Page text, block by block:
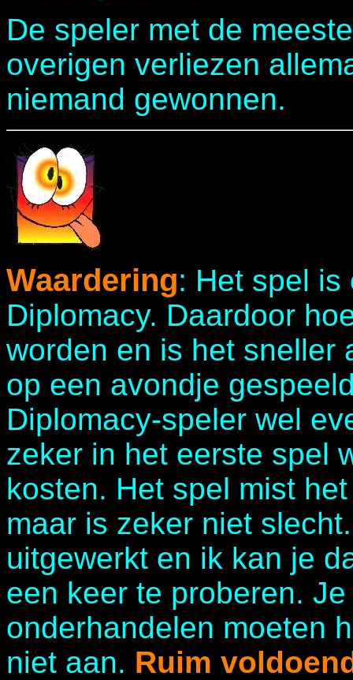
De speler met de
overigen verliezen
niemand gewonnen.
Waardering: Het spel is
Diplomacy. Daardoor
worden en is het sneller
op een avondje
Diplomacy-speler wel
zeker in het eerste spel
kosten. Het spel mist
maar is zeker niet
uitgewerkt en ik kan je
een keer te proberen.
onderhandelen moeten
niet aan. Ruim